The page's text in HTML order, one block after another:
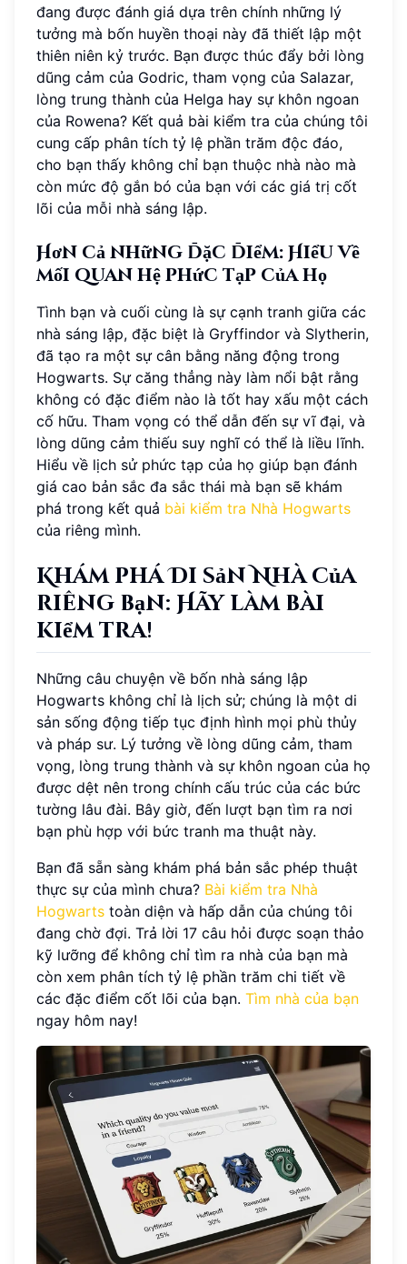
đang được đánh giá dựa trên chính những lý
tưởng mà bốn huyền thoại này đã thiết lập một
thiên niên kỷ trước. Bạn được thúc đẩy bởi lòng
dũng cảm của Godric, tham vọng của Salazar,
lòng trung thành của Helga hay sự khôn ngoan
của Rowena? Kết quả bài kiểm tra của chúng tôi
cung cấp phân tích tỷ lệ phần trăm độc đáo,
cho bạn thấy không chỉ bạn thuộc nhà nào mà
còn mức độ gắn bó của bạn với các giá trị cốt
lõi của mỗi nhà sáng lập.
Hơn cả những đặc điểm: Hiểu về
mối quan hệ phức tạp của họ
Tình bạn và cuối cùng là sự cạnh tranh giữa các
nhà sáng lập, đặc biệt là Gryffindor và Slytherin,
đã tạo ra một sự cân bằng năng động trong
Hogwarts. Sự căng thẳng này làm nổi bật rằng
không có đặc điểm nào là tốt hay xấu một cách
cố hữu. Tham vọng có thể dẫn đến sự vĩ đại, và
lòng dũng cảm thiếu suy nghĩ có thể là liều lĩnh.
Hiểu về lịch sử phức tạp của họ giúp bạn đánh
giá cao bản sắc đa sắc thái mà bạn sẽ khám
phá trong kết quả bài kiểm tra Nhà Hogwarts
của riêng mình.
Khám phá Di sản Nhà của
riêng bạn: Hãy làm bài
kiểm tra!
Những câu chuyện về bốn nhà sáng lập
Hogwarts không chỉ là lịch sử; chúng là một di
sản sống động tiếp tục định hình mọi phù thủy
và pháp sư. Lý tưởng về lòng dũng cảm, tham
vọng, lòng trung thành và sự khôn ngoan của họ
được dệt nên trong chính cấu trúc của các bức
tường lâu đài. Bây giờ, đến lượt bạn tìm ra nơi
bạn phù hợp với bức tranh ma thuật này.
Bạn đã sẵn sàng khám phá bản sắc phép thuật
thực sự của mình chưa? Bài kiểm tra Nhà
Hogwarts toàn diện và hấp dẫn của chúng tôi
đang chờ đợi. Trả lời 17 câu hỏi được soạn thảo
kỹ lưỡng để không chỉ tìm ra nhà của bạn mà
còn xem phân tích tỷ lệ phần trăm chi tiết về
các đặc điểm cốt lõi của bạn. Tìm nhà của bạn
ngay hôm nay!